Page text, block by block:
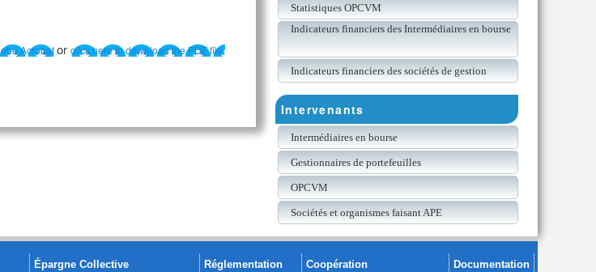
Acrobator click here to download the PDF file.
Statistiques OPCVM
Indicateurs financiers des Intermédiaires en bourse
Indicateurs financiers des sociétés de gestion
Intervenants
Intermédiaires en bourse
Gestionnaires de portefeuilles
OPCVM
Sociétés et organismes faisant APE
Épargne Collective Réglementation Coopération Documentation